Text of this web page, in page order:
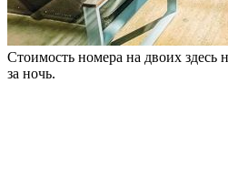
Стоимость номера на двоих здесь
за ночь.